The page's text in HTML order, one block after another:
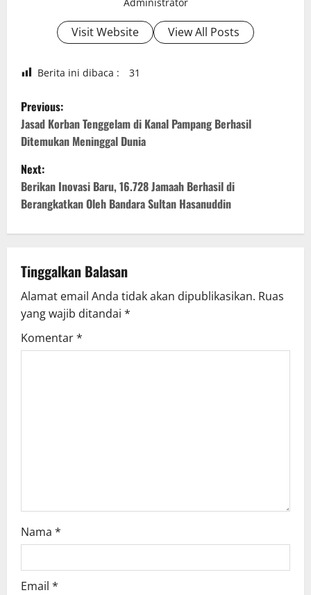
Visit Website View All Posts
Berita ini dibaca : 31
P
o
s
t
n
v
i
g
Previous:
Jasad Korban Tenggelam di Kanal Pampang Berhasil
Ditemukan Meninggal Dunia
Next:
Berikan Inovasi Baru, 16.728 Jamaah Berhasil di
Berangkatkan Oleh Bandara Sultan Hasanuddin
Tinggalkan Balasan
Alamat email Anda tidak akan dipublikasikan. Ruas
yang wajib ditandai *
Komentar*
Nama *
Email *